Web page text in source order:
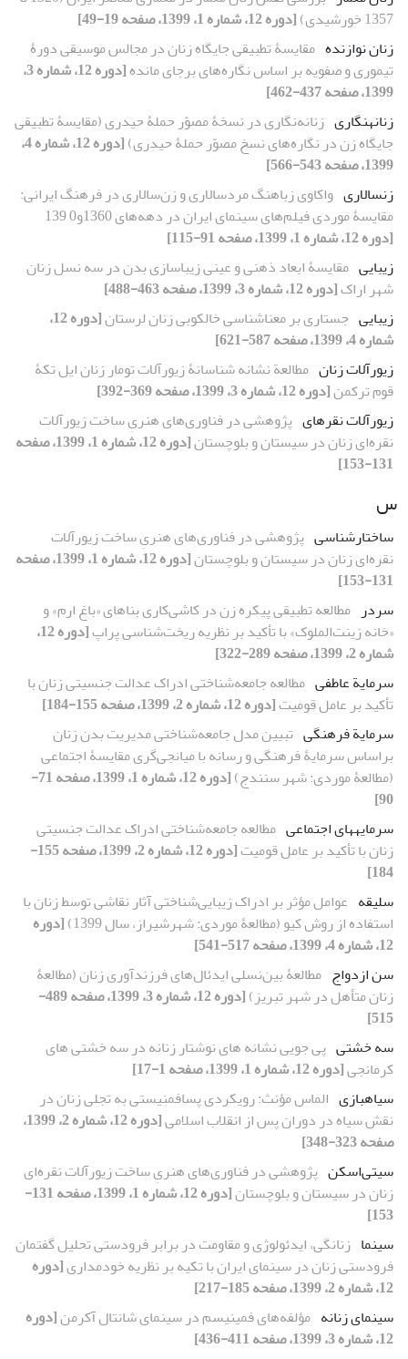
1357 خورشیدی)
[دوره 12، شماره 1، 1399، صفحه 19-49]
زنان نوازنده مقایسۀ تطبیقی جایگاه زنان در مجالس موسیقی دورۀ
تیموری و صفویه بر اساس نگاره‌های برجای مانده
[دوره 12، شماره 3،
1399، صفحه 437-462]
زنانه‏نگاری زنانه‌نگاری در نسخۀ مصوّر حملۀ حیدری (مقایسۀ تطبیقی
جایگاه زن در نگاره‌های نسخ مصوّر حملۀ حیدری)
[دوره 12، شماره 4،
1399، صفحه 543-566]
زن‏سالاری واکاوی زباهنگ مردسالاری و زن‌سالاری در فرهنگ ایرانی:
مقایسۀ موردی فیلم‌های سینمای ایران در دهه‌های 1360و0 139
[دوره 12، شماره 1، 1399، صفحه 91-115]
زیبایی مقایسۀ ابعاد ذهنی و عینی زیباسازی بدن در سه نسل زنان
شهر اراک[دوره 12، شماره 3، 1399، صفحه 463-488]
زیبایی جستاری بر معناشناسی خالکوبی زنان لرستان
[دوره 12،
شماره 4، 1399، صفحه 587-621]
زیورآلات زنان مطالعة نشانه‏ شناسانۀ زیورآلات تومار زنان ایل تکۀ
قوم ترکمن[دوره 12، شماره 3، 1399، صفحه 369-392]
زیورآلات نقره‏ای پژوهشی در فناوری‌های‌ هنریِ ساخت زیورآلات
نقره‌ای زنان در سیستان و بلوچستان
[دوره 12، شماره 1، 1399، صفحه
131-153]
س
ساختارشناسی پژوهشی در فناوری‌های‌ هنریِ ساخت زیورآلات
نقره‌ای زنان در سیستان و بلوچستان
[دوره 12، شماره 1، 1399، صفحه
131-153]
سردر مطالعه تطبیقی پیکره زن در کاشی‌کاری بناهای «باغ ارم» و
«خانه زینت‌الملوک» با تأکید بر نظریه ریخت‌شناسی پراپ
[دوره 12،
شماره 2، 1399، صفحه 289-322]
سرمایة عاطفی مطالعه جامعه‏‌شناختی ادراک عدالت جنسیتی زنان با
تأکید بر عامل قومیت[دوره 12، شماره 2، 1399، صفحه 155-184]
سرمایة فرهنگی تبیین مدل جامعه‌شناختی مدیریت بدن زنان
براساس سرمایۀ فرهنگی و رسانه با میانجی‌گری مقایسۀ اجتماعی
(مطالعۀ موردی: شهر سنندج)
[دوره 12، شماره 1، 1399، صفحه 71-
90]
سرمایه‏های اجتماعی مطالعه جامعه‏‌شناختی ادراک عدالت جنسیتی
زنان با تأکید بر عامل قومیت
[دوره 12، شماره 2، 1399، صفحه 155-
184]
سلیقه عوامل مؤثر بر ادراک زیبایی‌‌شناختی آثار نقاشی توسط زنان با
استفاده از روش کیو (مطالعۀ موردی: شهرشیراز، سال 1399)
[دوره
12، شماره 4، 1399، صفحه 517-541]
سن ازدواج مطالعۀ بین‌نسلی ایدئال‌های فرزندآوری زنان (مطالعۀ
زنان متأهل در شهر تبریز)
[دوره 12، شماره 3، 1399، صفحه 489-
515]
سه ‏خشتی پی‏ جویی نشانه ‏های نوشتار زنانه در سه‏ خشتی‏ های
کرمانجی[دوره 12، شماره 1، 1399، صفحه 1-17]
سیاه‏بازی الماس مؤنث: رویکردی پسافمنیستی به تجلی زنان در
نقش سیاه در دوران پس از انقلاب اسلامی
[دوره 12، شماره 2، 1399،
صفحه 323-348]
سی‏تی‌اسکن پژوهشی در فناوری‌های‌ هنریِ ساخت زیورآلات نقره‌ای
زنان در سیستان و بلوچستان
[دوره 12، شماره 1، 1399، صفحه 131-
153]
سینما زنانگی، ایدئولوژی و مقاومت در برابر فرودستی تحلیل گفتمان
فرودستی زنان در سینمای ایران با تکیه بر نظریه خودمداری[دوره
12، شماره 2، 1399، صفحه 185-217]
سینمای زنانه مؤلفه‌های فمینیسم در سینمای شانتال آکرمن[دوره
12، شماره 3، 1399، صفحه 411-436]